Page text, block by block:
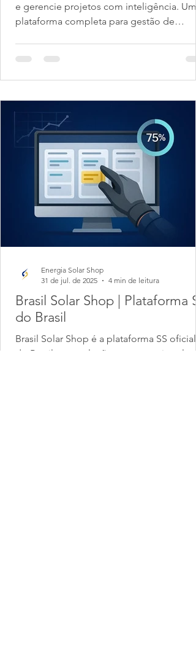
e gerencie projetos com inteligência. Uma
plataforma completa para gestão de
Brasil Solar Shop | Plataforma
do Brasil
Brasil Solar Shop é a plataforma SS oficial
do Brasil com soluções em energia solar,
Energia Solar Shop
31 de jul. de 2025
4 min de leitura